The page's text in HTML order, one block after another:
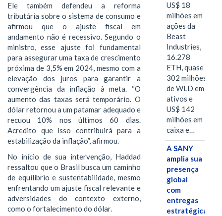
Ele também defendeu a reforma
tributária sobre o sistema de consumo e
afirmou que o ajuste fiscal em
andamento não é recessivo. Segundo o
ministro, esse ajuste foi fundamental
para assegurar uma taxa de crescimento
próxima de 3,5% em 2024, mesmo com a
elevação dos juros para garantir a
convergência da inflação à meta. “O
aumento das taxas será temporário. O
dólar retornou a um patamar adequado e
recuou 10% nos últimos 60 dias.
Acredito que isso contribuirá para a
estabilização da inflação”, afirmou.
No início de sua intervenção, Haddad
ressaltou que o Brasil busca um caminho
de equilíbrio e sustentabilidade, mesmo
enfrentando um ajuste fiscal relevante e
adversidades do contexto externo,
como o fortalecimento do dólar.
US$ 18
milhões em
ações da
Beast
Industries,
16.278
ETH, quase
302 milhões
de WLD em
ativos e
US$ 142
milhões em
caixa e…
A SANY
amplia sua
presença
global
com
entregas
estratégicas